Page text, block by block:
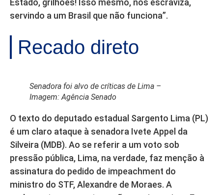
Estado, grilhões! Isso mesmo, nos escraviza,
servindo a um Brasil que não funciona”.
Recado direto
Senadora foi alvo de críticas de Lima –
Imagem: Agência Senado
O texto do deputado estadual Sargento Lima (PL)
é um claro ataque à senadora Ivete Appel da
Silveira (MDB). Ao se referir a um voto sob
pressão pública, Lima, na verdade, faz menção à
assinatura do pedido de impeachment do
ministro do STF, Alexandre de Moraes. A